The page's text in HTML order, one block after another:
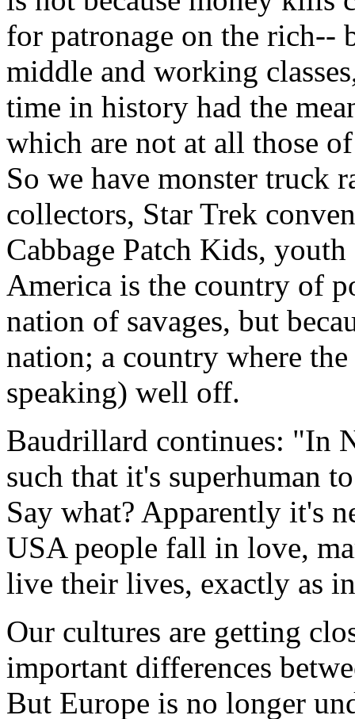
for patronage on the rich--
middle and working
time in history had the
which are not at all those
So we have monster truck
collectors, Star Trek
Cabbage Patch Kids,
America is the country of
nation of savages, but
nation; a country where
speaking) well off.
Baudrillard continues: "In
such that it's superhuman
Say what? Apparently it's
USA people fall in love,
live their lives, exactly as
Our cultures are getting
important differences
But Europe is no longer